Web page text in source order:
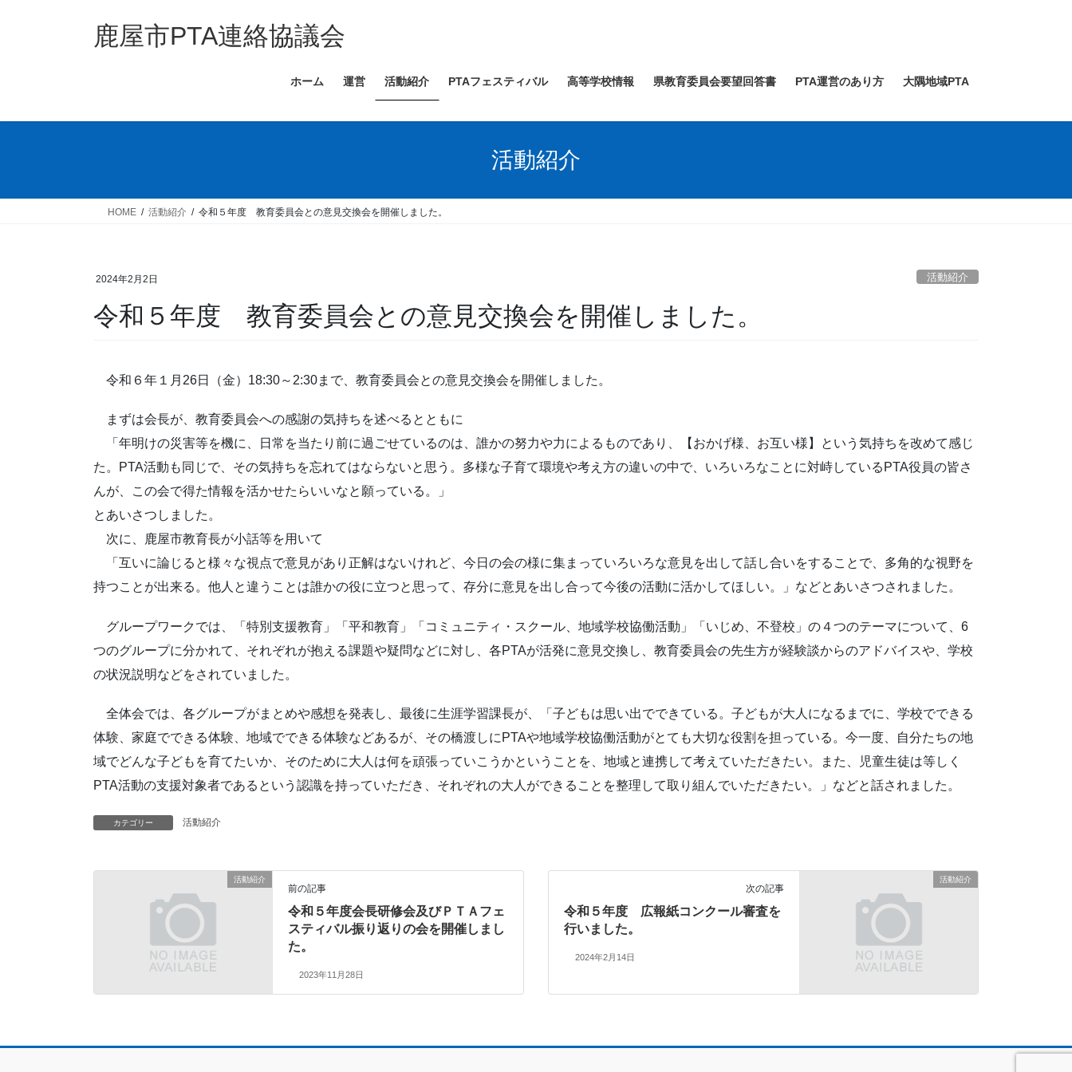
ス
ン
鹿屋市PTA連絡協議会
ホーム 運営 活動紹介 PTAフェスティバル 高等学校情報 県教育委員会要望回答書 PTA運営のあり方 大隅地域PTA
活動紹介
HOME 活動紹介 令和５年度 教育委員会との意見交換会を開催しました。
2024年2月2日 活動紹介
令和５年度 教育委員会との意見交換会を開催しました。
令和６年１月26日（金）18:30～2:30まで、教育委員会との意見交換会を開催しました。
まずは会長が、教育委員会への感謝の気持ちを述べるとともに
「年明けの災害等を機に、日常を当たり前に過ごせているのは、誰かの努力や力によるものであり、【おかげ様、お互い様】という気持ちを改めて感じ
た。PTA活動も同じで、その気持ちを忘れてはならないと思う。多様な子育て環境や考え方の違いの中で、いろいろなことに対峙しているPTA役員の皆さ
んが、この会で得た情報を活かせたらいいなと願っている。」
とあいさつしました。
次に、鹿屋市教育長が小話等を用いて
「互いに論じると様々な視点で意見があり正解はないけれど、今日の会の様に集まっていろいろな意見を出して話し合いをすることで、多角的な視野を
持つことが出来る。他人と違うことは誰かの役に立つと思って、存分に意見を出し合って今後の活動に活かしてほしい。」などとあいさつされました。
グループワークでは、「特別支援教育」「平和教育」「コミュニティ・スクール、地域学校協働活動」「いじめ、不登校」の４つのテーマについて、6
つのグループに分かれて、それぞれが抱える課題や疑問などに対し、各PTAが活発に意見交換し、教育委員会の先生方が経験談からのアドバイスや、学校
の状況説明などをされていました。
全体会では、各グループがまとめや感想を発表し、最後に生涯学習課長が、「子どもは思い出でできている。子どもが大人になるまでに、学校でできる
体験、家庭でできる体験、地域でできる体験などあるが、その橋渡しにPTAや地域学校協働活動がとても大切な役割を担っている。今一度、自分たちの地
域でどんな子どもを育てたいか、そのために大人は何を頑張っていこうかということを、地域と連携して考えていただきたい。また、児童生徒は等しく
PTA活動の支援対象者であるという認識を持っていただき、それぞれの大人ができることを整理して取り組んでいただきたい。」などと話されました。
カテゴリー 活動紹介
活動紹介
前の記事
令和５年度会長研修会及びＰＴＡフェ
スティバル振り返りの会を開催しまし
た。
2023年11月28日
活動紹介
次の記事
令和５年度 広報紙コンクール審査を
行いました。
2024年2月14日